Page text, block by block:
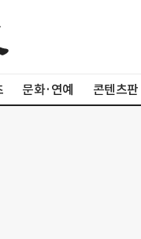
문화·연예 콘텐츠판